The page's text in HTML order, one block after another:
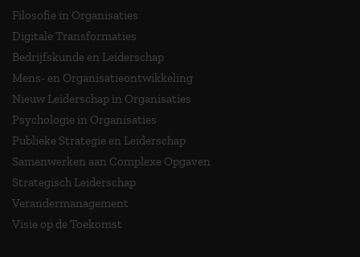
Filosofie in Organisaties
Digitale Transformaties
Bedrijfskunde en Leiderschap
Mens- en Organisatieontwikkeling
Nieuw Leiderschap in Organisaties
Psychologie in Organisaties
Publieke Strategie en Leiderschap
Samenwerken aan Complexe Opgaven
Strategisch Leiderschap
Verandermanagement
Visie op de Toekomst